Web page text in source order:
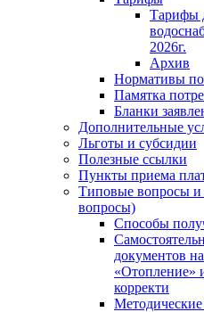
Тарифы
2026г.
Архив
Нормативы
Памятка
Бланки
Дополнительные
Льготы и субсидии
Полезные ссылки
Пункты приема
Типовые вопросы и
вопросы)
Способы
документов
«Отопление»
корректи